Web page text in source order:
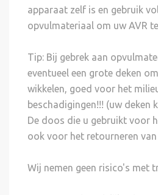
apparaat zelf is en gebruik
opvulmateriaal om uw AVR
Tip: Bij gebrek aan
eventueel een grote deken
wikkelen, goed voor het
beschadigingen!!! (uw
De doos die u gebruikt voor
ook voor het retourneren
Wij nemen geen risico's met